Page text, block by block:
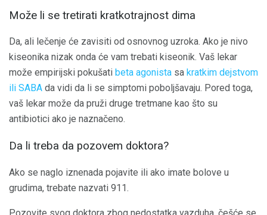
Može li se tretirati kratkotrajnost dima
Da, ali lečenje će zavisiti od osnovnog uzroka. Ako je nivo
kiseonika nizak onda će vam trebati kiseonik. Vaš lekar
može empirijski pokušati beta agonista sa kratkim dejstvom
ili SABA da vidi da li se simptomi poboljšavaju. Pored toga,
vaš lekar može da pruži druge tretmane kao što su
antibiotici ako je naznačeno.
Da li treba da pozovem doktora?
Ako se naglo iznenada pojavite ili ako imate bolove u
grudima, trebate nazvati 911.